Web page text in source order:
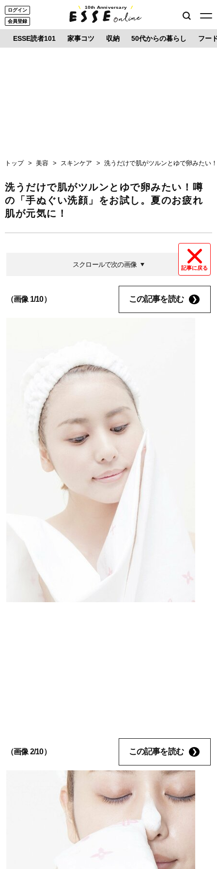
ログイン
会員登録
10th Anniversary
ESSE読者101 家事コツ 収納 50代からの暮らし フー
トップ 美容 スキンケア 洗うだけで肌がツルンとゆで卵みたい
洗うだけで肌がツルンとゆで卵みたい！噂
の「手ぬぐい洗顔」をお試し。夏のお疲れ
肌が元気に！
記事に戻る
スクロールで次の画像
（画像 1/10） この記事を読む
（画像 2/10） この記事を読む